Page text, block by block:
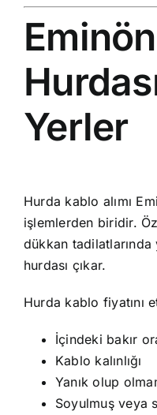
Yerler
Hurda kablo alımı
işlemlerden biridir.
dükkan
hurdası çıkar.
Hurda kablo fiyatını
İçindeki bakır
Kablo kalınlığı
Yanık olup
Soyulmuş veya